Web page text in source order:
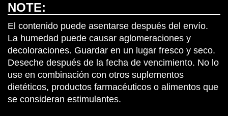
NOTE:
El contenido puede asentarse después del envío.
La humedad puede causar aglomeraciones y
decoloraciones. Guardar en un lugar fresco y seco.
Deseche después de la fecha de vencimiento. No lo
use en combinación con otros suplementos
dietéticos, productos farmacéuticos o alimentos que
se consideran estimulantes.